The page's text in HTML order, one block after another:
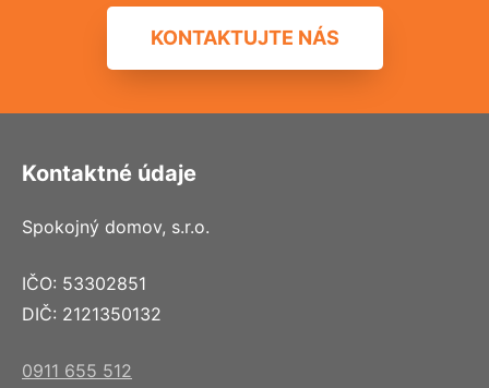
KONTAKTUJTE NÁS
Kontaktné údaje
Spokojný domov, s.r.o.
IČO: 53302851
DIČ: 2121350132
0911 655 512